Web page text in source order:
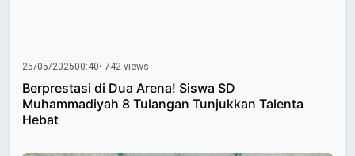
25/05/202500:40• 742 views
Berprestasi di Dua Arena! Siswa SD
Muhammadiyah 8 Tulangan Tunjukkan Talenta
Hebat